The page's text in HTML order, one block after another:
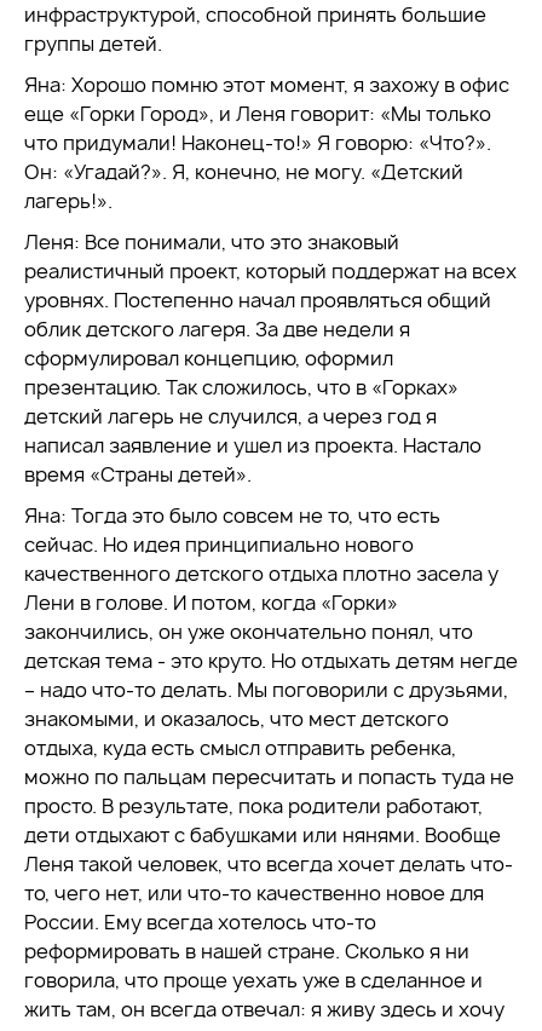
инфраструктурой, способной принять большие
группы детей.
Яна: Хорошо помню этот момент, я захожу в офис
еще «Горки Город», и Леня говорит: «Мы только
что придумали! Наконец-то!» Я говорю: «Что?».
Он: «Угадай?». Я, конечно, не могу. «Детский
лагерь!».
Леня: Все понимали, что это знаковый
реалистичный проект, который поддержат на всех
уровнях. Постепенно начал проявляться общий
облик детского лагеря. За две недели я
сформулировал концепцию, оформил
презентацию. Так сложилось, что в «Горках»
детский лагерь не случился, а через год я
написал заявление и ушел из проекта. Настало
время «Страны детей».
Яна: Тогда это было совсем не то, что есть
сейчас. Но идея принципиально нового
качественного детского отдыха плотно засела у
Лени в голове. И потом, когда «Горки»
закончились, он уже окончательно понял, что
детская тема - это круто. Но отдыхать детям негде
– надо что-то делать. Мы поговорили с друзьями,
знакомыми, и оказалось, что мест детского
отдыха, куда есть смысл отправить ребенка,
можно по пальцам пересчитать и попасть туда не
просто. В результате, пока родители работают,
дети отдыхают с бабушками или нянями. Вообще
Леня такой человек, что всегда хочет делать что-
то, чего нет, или что-то качественно новое для
России. Ему всегда хотелось что-то
реформировать в нашей стране. Сколько я ни
говорила, что проще уехать уже в сделанное и
жить там, он всегда отвечал: я живу здесь и хочу